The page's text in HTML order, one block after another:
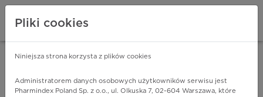
Pliki cookies
Niniejsza strona korzysta z plików cookies
Administratorem danych osobowych użytkowników serwisu jest
Pharmindex Poland Sp. z o.o., ul. Olkuska 7, 02-604 Warszawa, które
ZA DARMO - w Google Play INSTALUJ